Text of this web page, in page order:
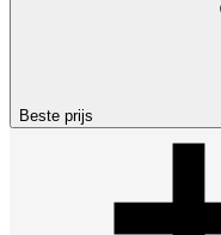
Beste prijs